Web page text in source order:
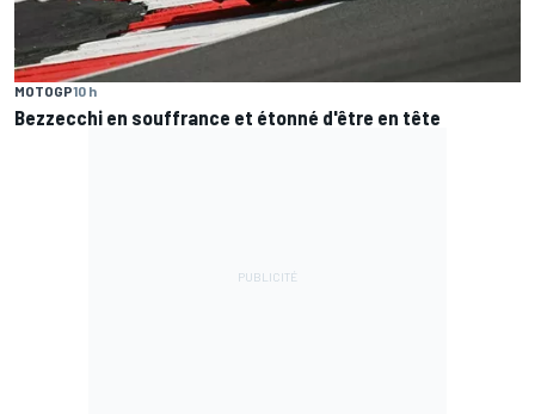
MOTOGP10 h
Bezzecchi en souffrance et étonné d'être en tête